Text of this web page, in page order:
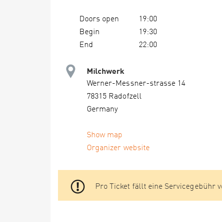
Doors open
19:00
Begin
19:30
End
22:00
Milchwerk
Werner-Messner-strasse 14
78315 Radofzell
Germany
Show map
Organizer website
Pro Ticket fällt eine Servicegebühr